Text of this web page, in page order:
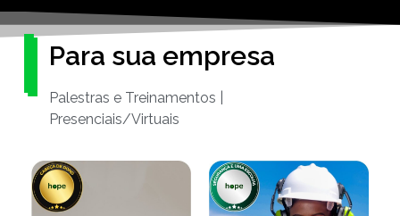
Para sua empresa
Palestras e Treinamentos |
Presenciais/Virtuais